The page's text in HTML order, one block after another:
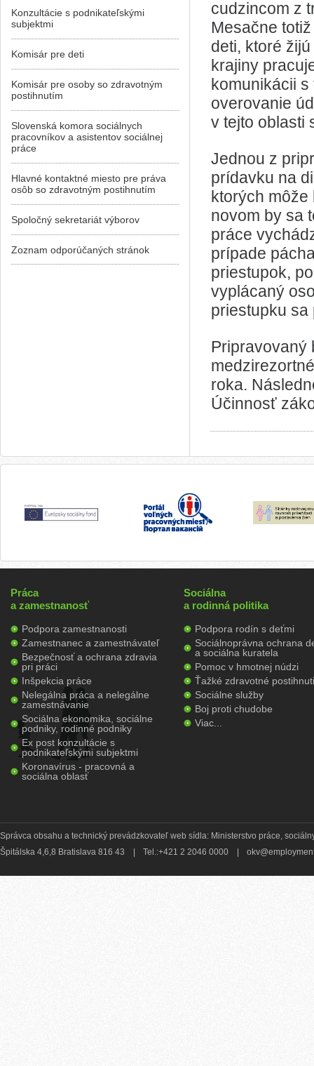
cudzincom z
Mesačne
deti, ktoré
krajiny
komunikácii
overovanie
v tejto oblasti
Jednou z
prídavku na
ktorých
novom by sa
práce
prípade
priestupok,
vyplácaný
priestupku
Pripravovaný
roka.
Účinnosť
Konzultácie s podnikateľskými
subjektmi
Komisár pre deti
Komisár pre osoby so zdravotným
postihnutím
Slovenská komora sociálnych
pracovníkov a asistentov sociálnej
práce
Hlavné kontaktné miesto pre práva
osôb so zdravotným postihnutím
Spoločný sekretariát výborov
Zoznam odporúčaných stránok
Práca
a zamestnanosť
Podpora zamestnanosti
Zamestnanec a zamestnávateľ
Bezpečnosť a ochrana zdravia
pri práci
Inšpekcia práce
Nelegálna práca a nelegálne
zamestnávanie
Sociálna ekonomika, sociálne
podniky, rodinné podniky
Ex post konzultácie s
podnikateľskými subjektmi
Koronavírus - pracovná a
sociálna oblasť
Sociálna
a rodinná politika
Podpora rodín s deťmi
Sociálnoprávna ochrana
a sociálna kuratela
Pomoc v hmotnej núdzi
Ťažké zdravotné
Sociálne služby
Boj proti chudobe
Viac...
Správca obsahu a technický prevádzkovateľ web sídla: Ministerstvo práce,
Špitálska 4,6,8 Bratislava 816 43
Tel.:+421 2 2046 0000